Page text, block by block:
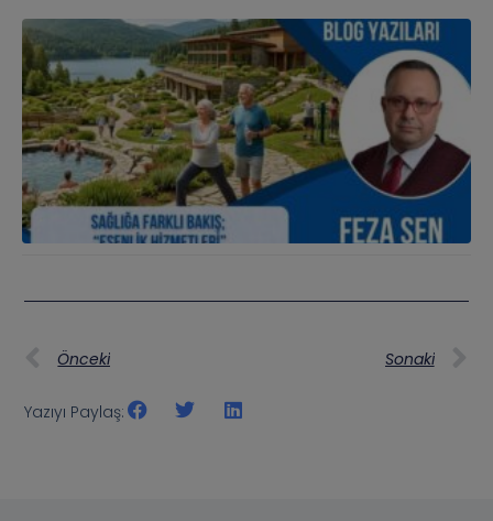
Önceki Sonaki
Yazıyı Paylaş: